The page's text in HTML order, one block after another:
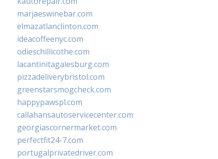
marjaeswinebar.com
elmazatlanclinton.com
ideacoffeenyc.com
odieschillicothe.com
lacantinitagalesburg.com
pizzadeliverybristol.com
greenstarsmogcheck.com
happypawspl.com
callahansautoservicecenter.com
georgiascornermarket.com
perfectfit24-7.com
portugalprivatedriver.com